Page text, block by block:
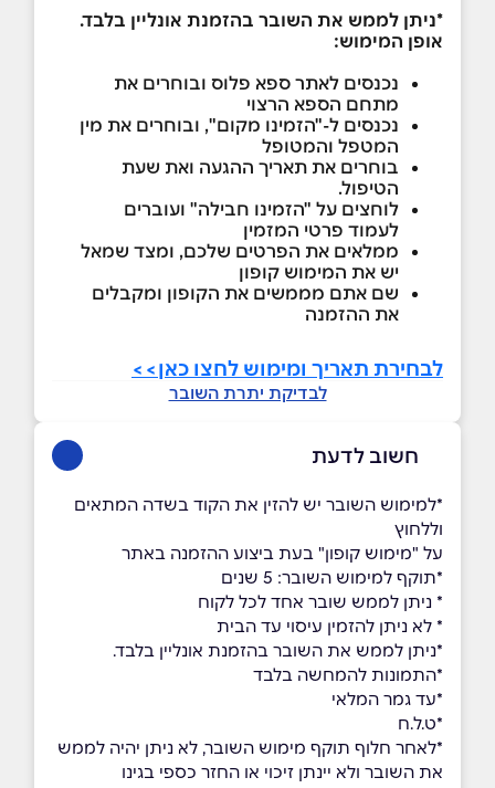
*ניתן לממש את השובר בהזמנת אונליין בלבד.
אופן המימוש:
נכנסים לאתר ספא פלוס ובוחרים את
מתחם הספא הרצוי
נכנסים ל-"הזמינו מקום", ובוחרים את מין
המטפל והמטופל
בוחרים את תאריך ההגעה ואת שעת
הטיפול.
לוחצים על "הזמינו חבילה" ועוברים
לעמוד פרטי המזמין
ממלאים את הפרטים שלכם, ומצד שמאל
יש את המימוש קופון
שם אתם מממשים את הקופון ומקבלים
את ההזמנה
לבחירת תאריך ומימוש לחצו כאן>>
לבדיקת יתרת השובר
חשוב לדעת
*למימוש השובר יש להזין את הקוד בשדה המתאים
וללחוץ
על "מימוש קופון" בעת ביצוע ההזמנה באתר
*תוקף למימוש השובר: 5 שנים
* ניתן לממש שובר אחד לכל לקוח
* לא ניתן להזמין עיסוי עד הבית
*ניתן לממש את השובר בהזמנת אונליין בלבד.​​​​​​​
*התמונות להמחשה בלבד
*עד גמר המלאי
*ט.ל.ח
*לאחר חלוף תוקף מימוש השובר, לא ניתן יהיה לממש
את השובר ולא יינתן זיכוי או החזר כספי בגינו